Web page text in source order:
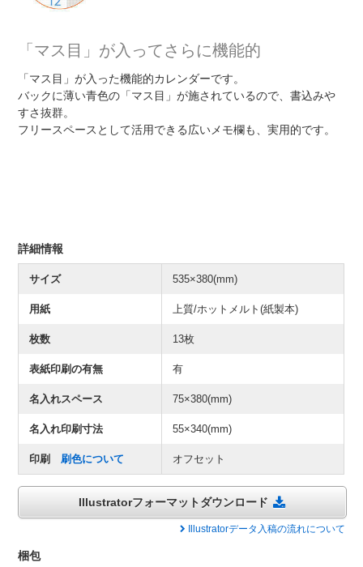
「マス目」が入ってさらに機能的
「マス目」が入った機能的カレンダーです。
バックに薄い青色の「マス目」が施されているので、書込みや
すさ抜群。
フリースペースとして活用できる広いメモ欄も、実用的です。
詳細情報
サイズ 535×380(mm)
用紙 上質/ホットメルト(紙製本)
枚数 13枚
表紙印刷の有無 有
名入れスペース 75×380(mm)
名入れ印刷寸法 55×340(mm)
印刷刷色について オフセット
Illustratorフォーマットダウンロード
Illustratorデータ入稿の流れについて
梱包